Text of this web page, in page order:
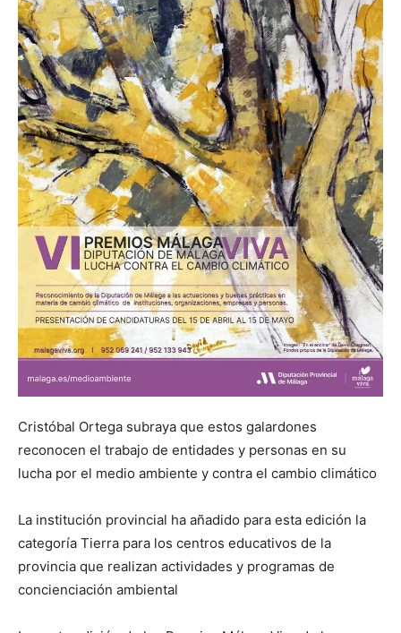
Cristóbal Ortega subraya que estos galardones
reconocen el trabajo de entidades y personas en su
lucha por el medio ambiente y contra el cambio climático
La institución provincial ha añadido para esta edición la
categoría Tierra para los centros educativos de la
provincia que realizan actividades y programas de
concienciación ambiental